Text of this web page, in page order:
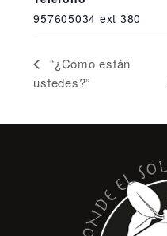
957605034 ext 380
“¿Cómo están
ustedes?”